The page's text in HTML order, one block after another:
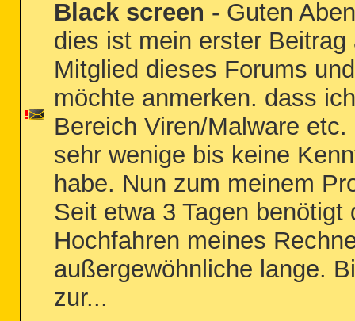
Black screen - Guten
dies ist mein erster Beitrag
Mitglied dieses Forums
möchte anmerken. dass
Bereich Viren/Malware etc.
sehr wenige bis keine
habe. Nun zum meinem
Seit etwa 3 Tagen benötigt
Hochfahren meines
außergewöhnliche lange.
zur...